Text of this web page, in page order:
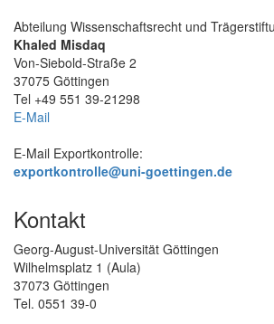
Abteilung Wissenschaftsrecht und
Khaled Misdaq
Von-Siebold-Straße 2
37075 Göttingen
Tel +49 551 39-21298
E-Mail
E-Mail Exportkontrolle:
exportkontrolle@uni-goettingen.de
Kontakt
Georg-August-Universität Göttingen
Wilhelmsplatz 1 (Aula)
37073 Göttingen
Tel. 0551 39-0